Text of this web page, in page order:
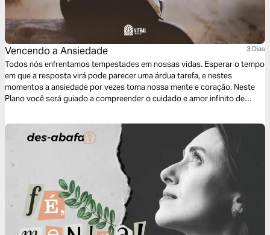
Vencendo a Ansiedade 3 Dias
Todos nós enfrentamos tempestades em nossas vidas. Esperar o tempo
em que a resposta virá pode parecer uma árdua tarefa, e nestes
momentos a ansiedade por vezes toma nossa mente e coração. Neste
Plano você será guiado a compreender o cuidado e amor infinito de